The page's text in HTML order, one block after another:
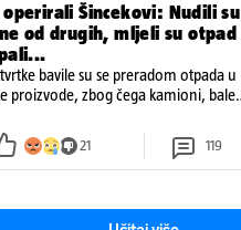
operirali Šincekovi: Nudili su
od drugih, mljeli su otpad
bavile su se preradom otpada u
proizvode, zbog čega kamioni, bale
21 119